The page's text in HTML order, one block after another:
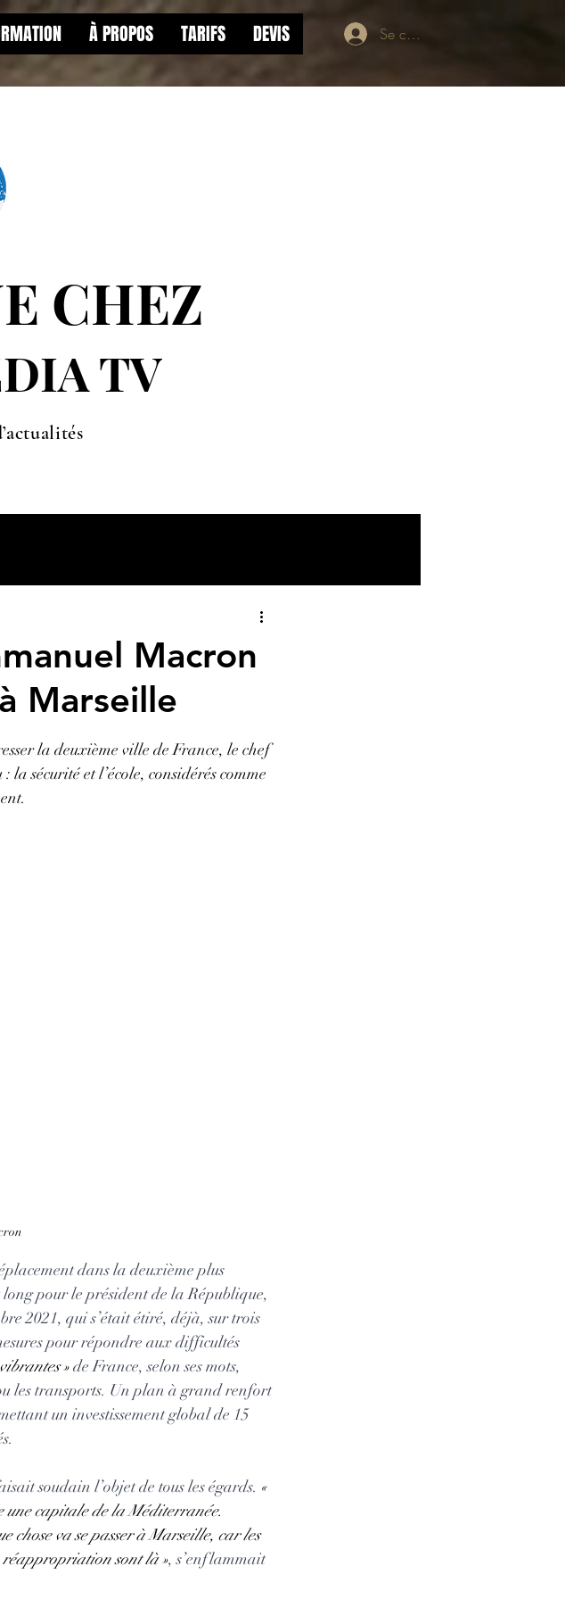
À PROPOS TARIFS DEVIS Se connecter
CHEZ
TV
Macron
Marseille
la deuxième ville de France, le chef
sécurité et l’école, considérés comme
pour le président de la République,
2021, qui s’était étiré, déjà, sur trois
pour répondre aux difficultés
» de France, selon ses mots,
les transports. Un plan à grand renfort
un investissement global de 15
soudain l’objet de tous les égards. «
capitale de la Méditerranée.
chose va se passer à Marseille, car les
réappropriation sont là », s’enflammait